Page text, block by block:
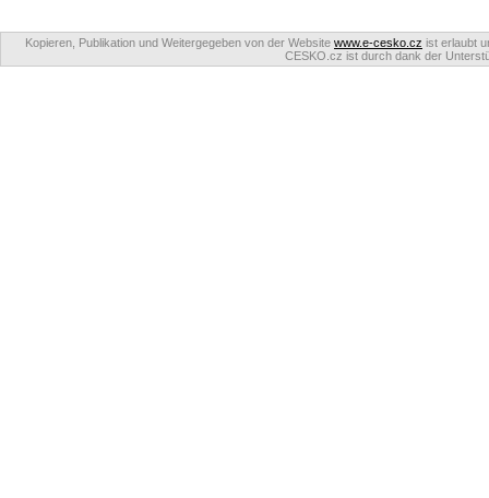
Kopieren, Publikation und Weitergegeben von der Website www.e-cesko.cz ist erlaubt
CESKO.cz ist durch dank der